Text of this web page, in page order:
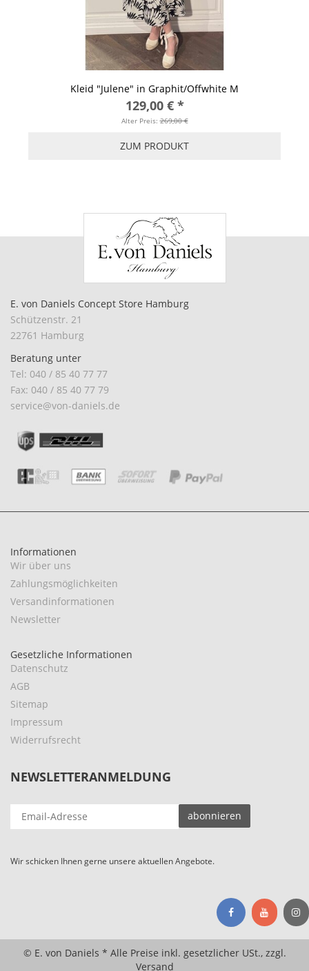
Kleid "Julene" in Graphit/Offwhite M
129,00 € *
Alter Preis:269,00 €
ZUM PRODUKT
E. von Daniels Concept Store Hamburg
Schützenstr. 21
22761 Hamburg
Beratung unter
Tel: 040 / 85 40 77 77
Fax: 040 / 85 40 77 79
service@von-daniels.de
Informationen
Wir über uns
Zahlungsmöglichkeiten
Versandinformationen
Newsletter
Gesetzliche Informationen
Datenschutz
AGB
Sitemap
Impressum
Widerrufsrecht
NEWSLETTERANMELDUNG
EMAIL-
ADRESSE
abonnieren
Wir schicken Ihnen gerne unsere aktuellen Angebote.
© E. von Daniels * Alle Preise inkl. gesetzlicher USt., zzgl.
Versand